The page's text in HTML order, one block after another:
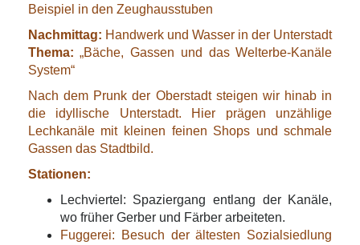
Beispiel in den Zeughausstuben
Nachmittag: Handwerk und Wasser in der Unterstadt
Thema: „Bäche, Gassen und das Welterbe-Kanäle
System“
Nach dem Prunk der Oberstadt steigen wir hinab in
die idyllische Unterstadt. Hier prägen unzählige
Lechkanäle mit kleinen feinen Shops und schmale
Gassen das Stadtbild.
Stationen:
Lechviertel: Spaziergang entlang der Kanäle,
wo früher Gerber und Färber arbeiteten.
Fuggerei: Besuch der ältesten Sozialsiedlung